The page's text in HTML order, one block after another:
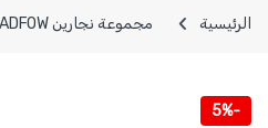
الرئيسية مجموعة نجارين WADFOW
-
5%